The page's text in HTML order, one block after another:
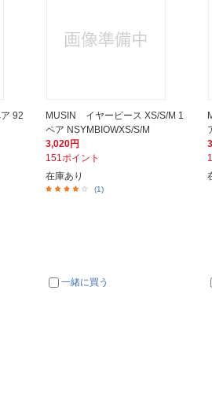
92
MUSIN イヤーピース XS/S/M 1
ペア NSYMBIOWXS/S/M
3,020円
151ポイント
在庫あり
(1)
一緒に買う